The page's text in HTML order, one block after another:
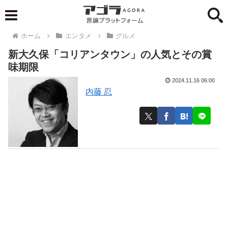
ホーム エンタメ グルメ
新大久保「コリアンタウン」の人気とその賞
味期限
内藤 忍
2024.11.16 06:00